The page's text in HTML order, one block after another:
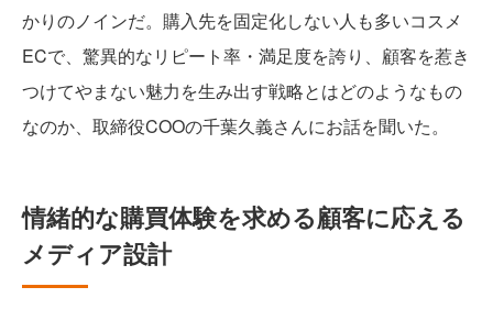
かりのノインだ。購入先を固定化しない人も多いコスメ
ECで、驚異的なリピート率・満足度を誇り、顧客を惹き
つけてやまない魅力を生み出す戦略とはどのようなもの
なのか、取締役COOの千葉久義さんにお話を聞いた。
情緒的な購買体験を求める顧客に応える
メディア設計